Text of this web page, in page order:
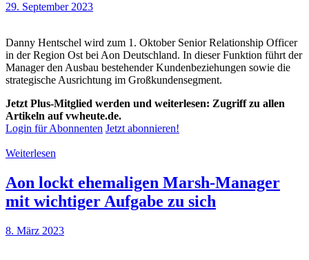
29. September 2023
Danny Hentschel wird zum 1. Oktober Senior Relationship Officer
in der Region Ost bei Aon Deutschland. In dieser Funktion führt der
Manager den Ausbau bestehender Kundenbeziehungen sowie die
strategische Ausrichtung im Großkundensegment.
Jetzt Plus-Mitglied werden und weiterlesen: Zugriff zu allen
Artikeln auf vwheute.de.
Login für Abonnenten Jetzt abonnieren!
Weiterlesen
Aon lockt ehemaligen Marsh-Manager
mit wichtiger Aufgabe zu sich
8. März 2023